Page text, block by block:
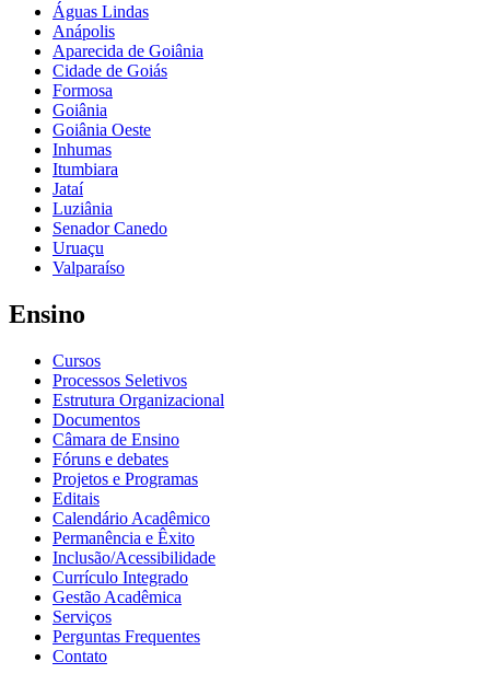
Águas Lindas
Anápolis
Aparecida de Goiânia
Cidade de Goiás
Formosa
Goiânia
Goiânia Oeste
Inhumas
Itumbiara
Jataí
Luziânia
Senador Canedo
Uruaçu
Valparaíso
Ensino
Cursos
Processos Seletivos
Estrutura Organizacional
Documentos
Câmara de Ensino
Fóruns e debates
Projetos e Programas
Editais
Calendário Acadêmico
Permanência e Êxito
Inclusão/Acessibilidade
Currículo Integrado
Gestão Acadêmica
Serviços
Perguntas Frequentes
Contato